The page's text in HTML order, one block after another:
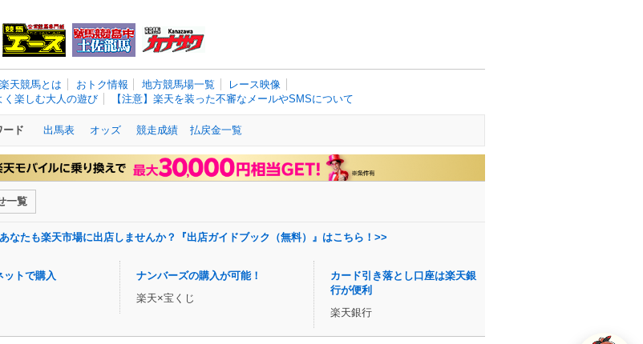
楽天競馬とは おトク情報 地方競馬場一覧
レース映像
く楽しむ大人の遊び
【注意】楽天を装った不審なメールやSMSについて
ード 出馬表 オッズ 競走成績 払戻金一覧
一覧
なたも楽天市場に出店しませんか？『出店ガイドブック（無料）』はこちら！>>
トで購入
ナンバーズの購入が可能！
楽天×宝くじ
カード引き落とし口座は楽天銀
行が便利
楽天銀行